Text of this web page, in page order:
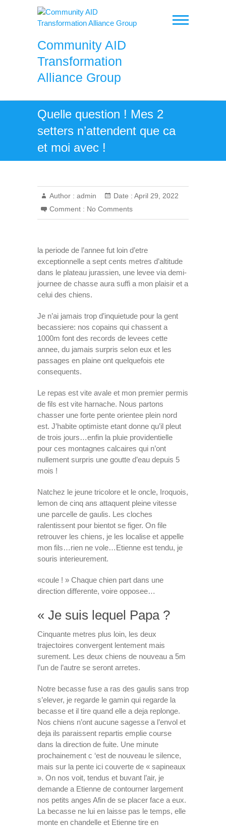
Community AID
Transformation
Alliance Group
Quelle question ! Mes 2
setters n’attendent que ca
et moi avec !
Author : admin Date : April 29, 2022
Comment : No Comments
la periode de l’annee fut loin d’etre
exceptionnelle a sept cents metres d’altitude
dans le plateau jurassien, une levee via demi-
journee de chasse aura suffi a mon plaisir et a
celui des chiens.
Je n’ai jamais trop d’inquietude pour la gent
becassiere: nos copains qui chassent a
1000m font des records de levees cette
annee, du jamais surpris selon eux et les
passages en plaine ont quelquefois ete
consequents.
Le repas est vite avale et mon premier permis
de fils est vite harnache. Nous partons
chasser une forte pente orientee plein nord
est. J’habite optimiste etant donne qu’il pleut
de trois jours…enfin la pluie providentielle
pour ces montagnes calcaires qui n’ont
nullement surpris une goutte d’eau depuis 5
mois !
Natchez le jeune tricolore et le oncle, Iroquois,
lemon de cinq ans attaquent pleine vitesse
une parcelle de gaulis. Les cloches
ralentissent pour bientot se figer. On file
retrouver les chiens, je les localise et appelle
mon fils…rien ne vole…Etienne est tendu, je
souris interieurement.
«coule ! » Chaque chien part dans une
direction differente, voire opposee…
« Je suis lequel Papa ?
Cinquante metres plus loin, les deux
trajectoires convergent lentement mais
surement. Les deux chiens de nouveau a 5m
l’un de l’autre se seront arretes.
Notre becasse fuse a ras des gaulis sans trop
s’elever, je regarde le gamin qui regarde la
becasse et il tire quand elle a deja replonge.
Nos chiens n’ont aucune sagesse a l’envol et
deja ils paraissent repartis emplie course
dans la direction de fuite. Une minute
prochainement c ‘est de nouveau le silence,
mais sur la pente ici couverte de « sapineaux
». On nos voit, tendus et buvant l’air, je
demande a Etienne de contourner largement
nos petits anges Afin de se placer face a eux.
La becasse ne lui en laisse pas le temps, elle
monte en chandelle et Etienne tire en